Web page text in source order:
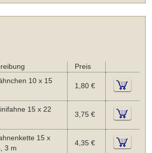
Preis
10 x 15
1,80 €
15 x 22
3,75 €
15 x
3 m
4,35 €